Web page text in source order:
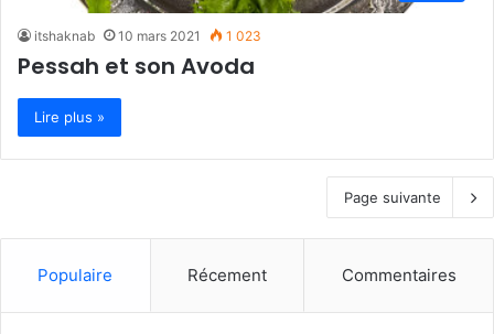
itshaknab 10 mars 2021 1 023
Pessah et son Avoda
Lire plus »
Page suivante
Populaire Récement Commentaires